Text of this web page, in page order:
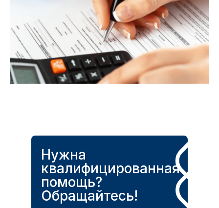
Нужна
квалифицированная
помощь?
Обращайтесь!